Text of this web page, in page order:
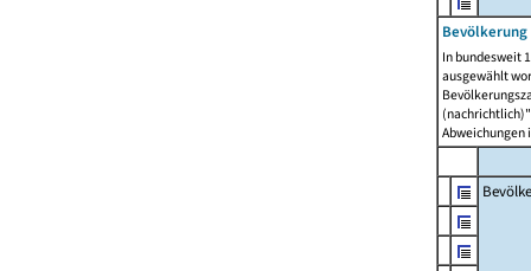
In bundesweit
ausgewählt
Abweichungen